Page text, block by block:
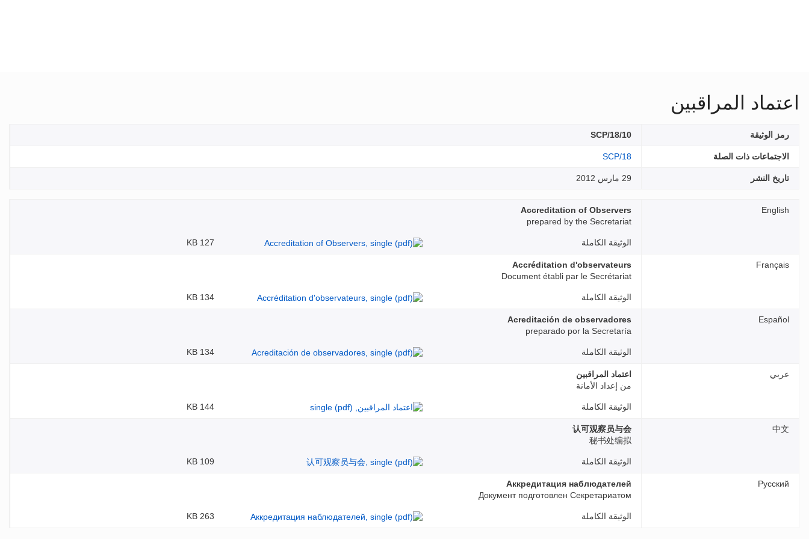
اعتماد المراقبين
رمز الوثيقة SCP/18/10
الاجتماعات ذات الصلة SCP/18
تاريخ النشر 29 مارس 2012
English
Accreditation of Observers
prepared by the Secretariat
الوثيقة الكاملة 127 KB
Français
Accréditation d'observateurs
Document établi par le Secrétariat
الوثيقة الكاملة 134 KB
Español
Acreditación de observadores
preparado por la Secretaría
الوثيقة الكاملة 134 KB
عربي
اعتماد المراقبين
من إعداد الأمانة
الوثيقة الكاملة 144 KB
中文
认可观察员与会
秘书处编拟
الوثيقة الكاملة 109 KB
Русский
Аккредитация наблюдателей
Документ подготовлен Секретариатом
الوثيقة الكاملة 263 KB